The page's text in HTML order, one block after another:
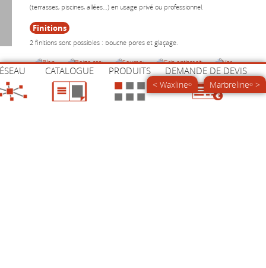
CATALOGUE PRODUITS DEMANDE DE DEVIS
(terrasses, piscines, allées…) en usage privé ou professionnel.
Finitions
2 finitions sont possibles : bouche pores et glaçage.
SR1
Blanc
SR6
Beige rosé
SR8
Saumon
SR4
Gris anthracite
SR2
Vert
< Waxline© Marbreline© >